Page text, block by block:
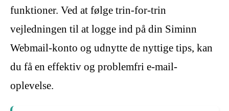
funktioner. Ved at følge trin-for-trin
vejledningen til at logge ind på din Siminn
Webmail-konto og udnytte de nyttige tips, kan
du få en effektiv og problemfri e-mail-
oplevelse.